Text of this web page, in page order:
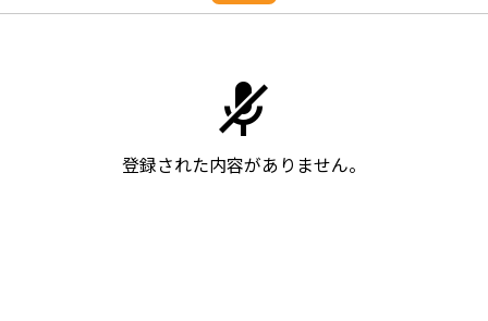
登録された内容がありません。